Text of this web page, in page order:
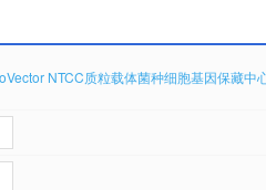
NTCC质粒载体菌种细胞基因保藏中